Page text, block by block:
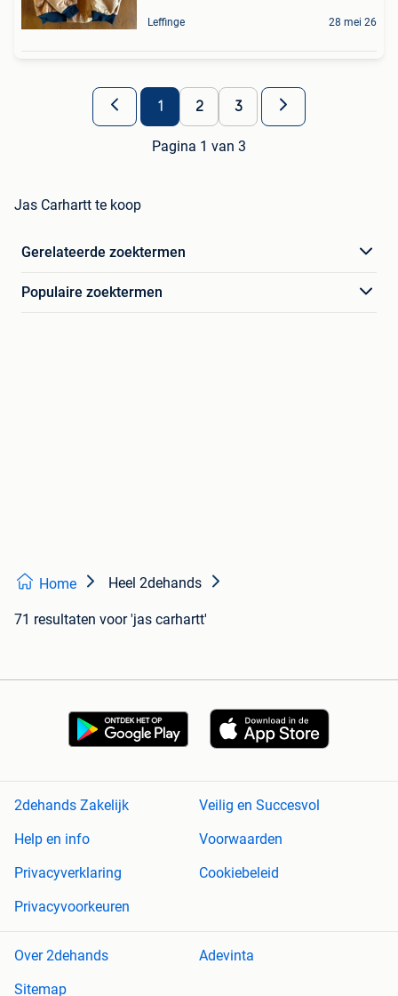
Leffinge 28 mei 26
1 2 3
Pagina 1 van 3
Jas Carhartt te koop
Gerelateerde zoektermen
Populaire zoektermen
Home Heel 2dehands
71 resultaten voor 'jas carhartt'
2dehands Zakelijk
Veilig en Succesvol
Help en info
Voorwaarden
Privacyverklaring
Cookiebeleid
Privacyvoorkeuren
Over 2dehands
Adevinta
Sitemap